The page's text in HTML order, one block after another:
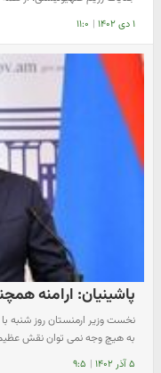
۱ دی ۱۴۰۲ | ۱۱:۰
پاشینیان: ارامنه
نخست وزیر ارمنستان روز شنبه
به هیچ وجه نمی توان نقش
۵ آذر ۱۴۰۲ | ۹:۵